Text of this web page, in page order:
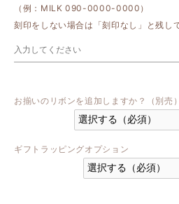
（例：MILK 090-0000-0000）
刻印をしない場合は「刻印なし」と残し
お揃いのリボンを追加しますか？（別売）
ギフトラッピングオプション